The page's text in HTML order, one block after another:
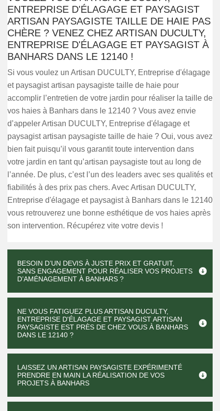
ENTREPRISE D'ÉLAGAGE ET PAYSAGIST
ARTISAN PAYSAGISTE TAILLE DE HAIE PAS
CHÈRE ? VENEZ CHEZ ARTISAN DUCULTY,
ENTREPRISE D'ÉLAGAGE ET PAYSAGIST À
BANHARS DANS LE 12140 !
Si vous voulez un Artisan DUCULTY, Entreprise d'élagage
et paysagist artisan paysagiste taille de haie pour
accomplir l’entretien de votre jardin pour réaliser la taille de
vos haies à Banhars dans le 12140 ? Vous avez envie
d’appeler Artisan DUCULTY, Entreprise d'élagage et
paysagist artisan paysagiste taille de haie ? Oui, vous avez
bien fait puisqu’il vous garantit toute intervention dans
votre jardin en tant qu’artisan paysagiste tout au long de
l’année. De plus, c’est l’un des leaders avec ses qualités et
fiabilités à des prix pas chers. Avec Artisan DUCULTY,
Entreprise d'élagage et paysagist à Banhars dans le 12140
vous retrouverez une bonne esthétique de vos haies après
son intervention. Récupérez vite votre devis !
BESOIN D’UN DEVIS À JUSTE PRIX ET GRATUIT,
SANS ENGAGEMENT POUR RÉALISER VOS PROJETS
D’AMÉNAGEMENT À BANHARS ?
NE VOUS FATIGUEZ PLUS ARTISAN DUCULTY,
ENTREPRISE D'ÉLAGAGE ET PAYSAGIST ARTISAN
PAYSAGISTE EST PRÈS DE CHEZ VOUS À BANHARS
DANS LE 12140 ?
LAISSEZ UN ARTISAN PAYSAGISTE EXPÉRIMENTÉ
PRENDRE EN MAIN LA RÉALISATION DE VOS
PROJETS À BANHARS